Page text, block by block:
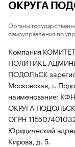
ОКРУГА
Органы
самоуправления по
Компания
ПОЛИТИКЕ
ПОДОЛЬСК
Московская, г.
наименование:
ОКРУГА
ОГРН
Юридический
Кирова, д. 5.